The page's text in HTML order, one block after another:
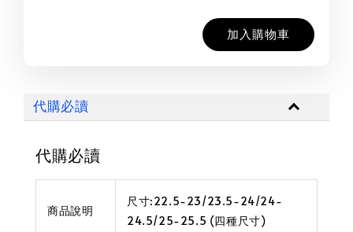
加入購物車
代購必讀
代購必讀
商品說明
尺寸:22.5-23/23.5-24/24-
24.5/25-25.5 (四種尺寸)